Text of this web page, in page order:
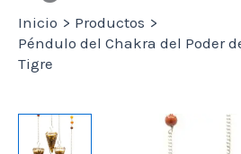
Inicio
Productos
Péndulo del Chakra del Poder
Tigre
Péndulo